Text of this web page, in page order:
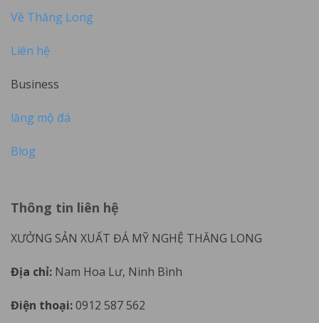
Về Thăng Long
Liên hệ
Business
lăng mộ đá
Blog
Thông tin liên hệ
XƯỞNG SẢN XUẤT ĐÁ MỸ NGHỆ THĂNG LONG
Địa chỉ: Nam Hoa Lư, Ninh Bình
Điện thoại:0912 587 562